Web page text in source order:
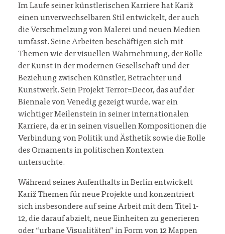
Im Laufe seiner künstlerischen Karriere hat Kariž
einen unverwechselbaren Stil entwickelt, der auch
die Verschmelzung von Malerei und neuen Medien
umfasst. Seine Arbeiten beschäftigen sich mit
Themen wie der visuellen Wahrnehmung, der Rolle
der Kunst in der modernen Gesellschaft und der
Beziehung zwischen Künstler, Betrachter und
Kunstwerk. Sein Projekt Terror=Decor, das auf der
Biennale von Venedig gezeigt wurde, war ein
wichtiger Meilenstein in seiner internationalen
Karriere, da er in seinen visuellen Kompositionen die
Verbindung von Politik und Ästhetik sowie die Rolle
des Ornaments in politischen Kontexten
untersuchte.
Während seines Aufenthalts in Berlin entwickelt
Kariž Themen für neue Projekte und konzentriert
sich insbesondere auf seine Arbeit mit dem Titel 1-
12, die darauf abzielt, neue Einheiten zu generieren
oder “urbane Visualitäten” in Form von 12 Mappen